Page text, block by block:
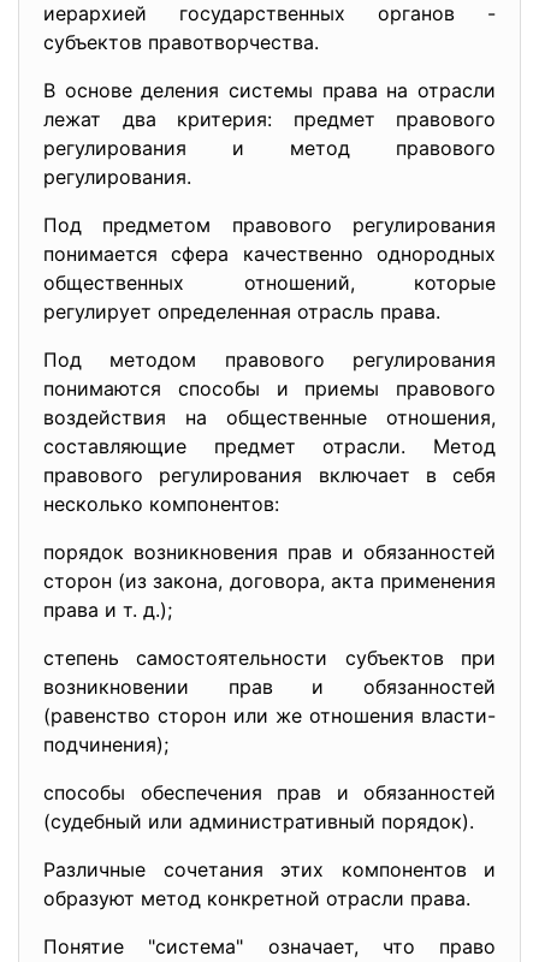
иерархией государственных органов -
субъектов правотворчества.
В основе деления системы права на отрасли
лежат два критерия: предмет правового
регулирования и метод правового
регулирования.
Под предметом правового регулирования
понимается сфера качественно однородных
общественных отношений, которые
регулирует определенная отрасль права.
Под методом правового регулирования
понимаются способы и приемы правового
воздействия на общественные отношения,
составляющие предмет отрасли. Метод
правового регулирования включает в себя
несколько компонентов:
порядок возникновения прав и обязанностей
сторон (из закона, договора, акта применения
права и т. д.);
степень самостоятельности субъектов при
возникновении прав и обязанностей
(равенство сторон или же отношения власти-
подчинения);
способы обеспечения прав и обязанностей
(судебный или административный порядок).
Различные сочетания этих компонентов и
образуют метод конкретной отрасли права.
Понятие "система" означает, что право